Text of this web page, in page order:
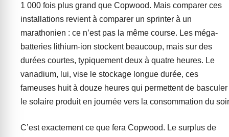
1 000 fois plus grand que Copwood. Mais comparer ces
installations revient à comparer un sprinter à un
marathonien : ce n’est pas la même course. Les méga-
batteries lithium-ion stockent beaucoup, mais sur des
durées courtes, typiquement deux à quatre heures. Le
vanadium, lui, vise le stockage longue durée, ces
fameuses huit à douze heures qui permettent de basculer
le solaire produit en journée vers la consommation du
C’est exactement ce que fera Copwood. Le surplus de